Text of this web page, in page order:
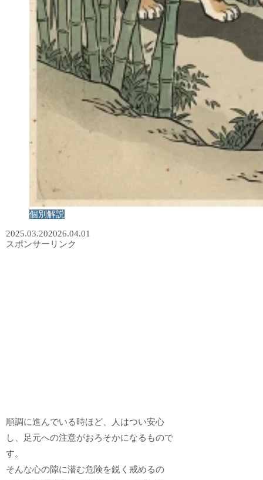
個別解説
2025.03.202026.04.01
スポンサーリンク
順調に進んでいる時ほど、人はつい安心
し、足元への注意がおろそかになるもので
す。
そんな心の隙に潜む危険を鋭く戒めるの